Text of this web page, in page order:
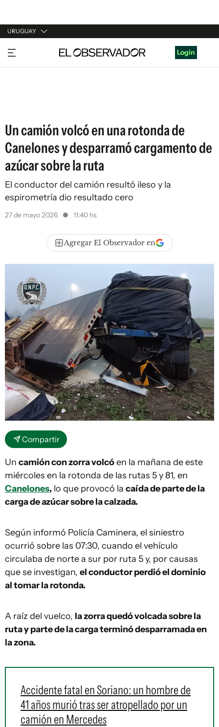
URUGUAY
URUGUAY
ARGENTINA
Login
Un camión volcó en una rotonda de
Canelones y desparramó cargamento de
azúcar sobre la ruta
El conductor del camión resultó ileso y la
espirometría dio resultado cero
27 de mayo 2026 11:40 hs
Agregar El Observador en
Compartir
Un camión con zorra volcóen la mañana de este
miércoles en la rotonda de las rutas 5 y 81, en
Canelones, lo que provocó la caída de parte de la
carga de azúcar sobre la calzada.
Según informó Policía Caminera, el siniestro
ocurrió sobre las 07:30, cuando el vehículo
circulaba de norte a sur por ruta 5 y, por causas
que se investigan, el conductor perdió el dominio
al tomar la rotonda.
A raíz del vuelco, la zorra quedó volcada sobre la
ruta y parte de la carga terminó desparramada en
la zona.
Accidente fatal en Soriano: un hombre de
41 años murió tras ser atropellado por un
camión en Mercedes